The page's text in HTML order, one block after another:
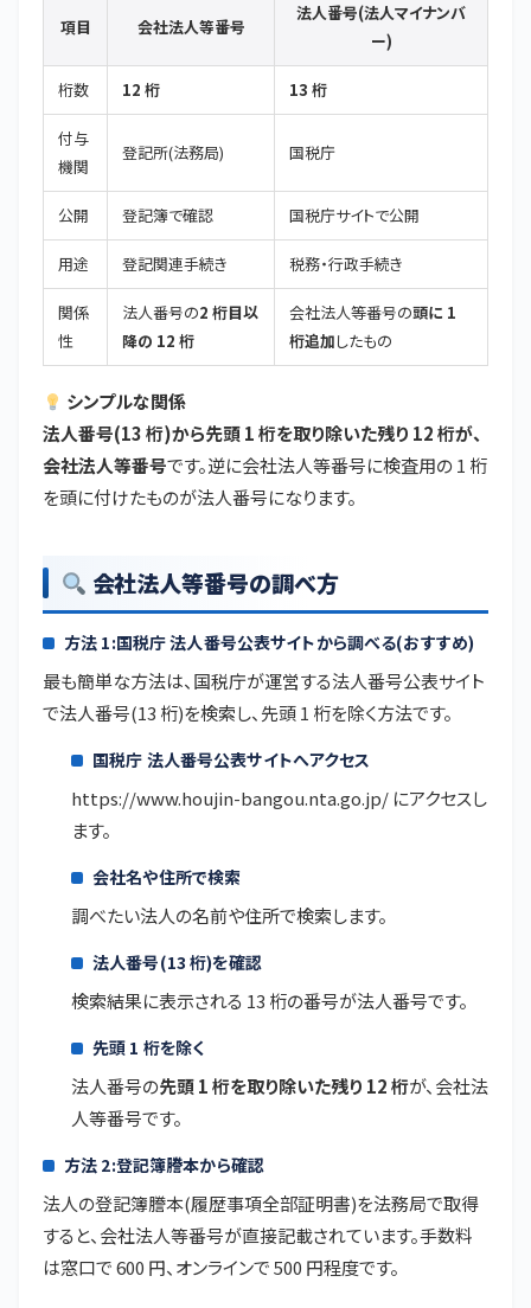
項目 会社法人等番号
法人番号(法人マイナンバ
ー)
桁数 12 桁 13 桁
付与
機関
登記所(法務局) 国税庁
公開 登記簿で確認 国税庁サイトで公開
用途 登記関連手続き 税務・行政手続き
関係
性
法人番号の2 桁目以
降の 12 桁
会社法人等番号の頭に 1
桁追加したもの
シンプルな関係
法人番号(13 桁)から先頭 1 桁を取り除いた残り 12 桁が、
会社法人等番号です。逆に会社法人等番号に検査用の 1 桁
を頭に付けたものが法人番号になります。
会社法人等番号の調べ方
方法 1:国税庁 法人番号公表サイトから調べる(おすすめ)
最も簡単な方法は、国税庁が運営する法人番号公表サイト
で法人番号(13 桁)を検索し、先頭 1 桁を除く方法です。
国税庁 法人番号公表サイトへアクセス
https://www.houjin-bangou.nta.go.jp/ にアクセスし
ます。
会社名や住所で検索
調べたい法人の名前や住所で検索します。
法人番号(13 桁)を確認
検索結果に表示される 13 桁の番号が法人番号です。
先頭 1 桁を除く
法人番号の先頭 1 桁を取り除いた残り 12 桁が、会社法
人等番号です。
方法 2:登記簿謄本から確認
法人の登記簿謄本(履歴事項全部証明書)を法務局で取得
すると、会社法人等番号が直接記載されています。手数料
は窓口で 600 円、オンラインで 500 円程度です。